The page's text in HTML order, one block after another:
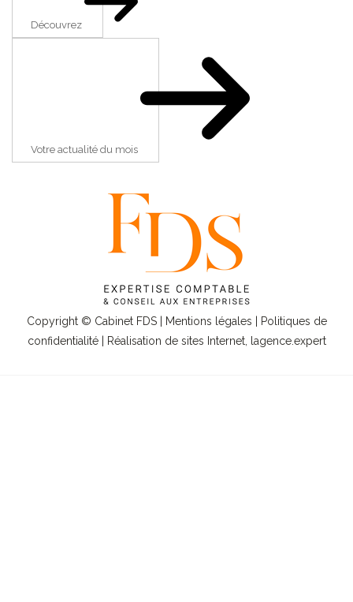
Découvrez
Votre actualité du mois
Copyright © Cabinet FDS | Mentions légales
Politiques de
confidentialité| Réalisation de sites Internet, lagence.expert